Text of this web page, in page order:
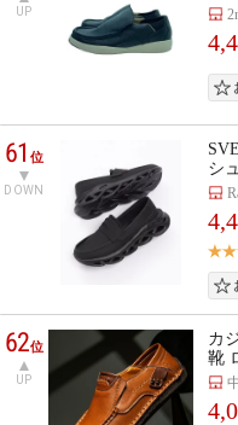
UP
61位
DOWN
シ
62位
UP
カ
靴